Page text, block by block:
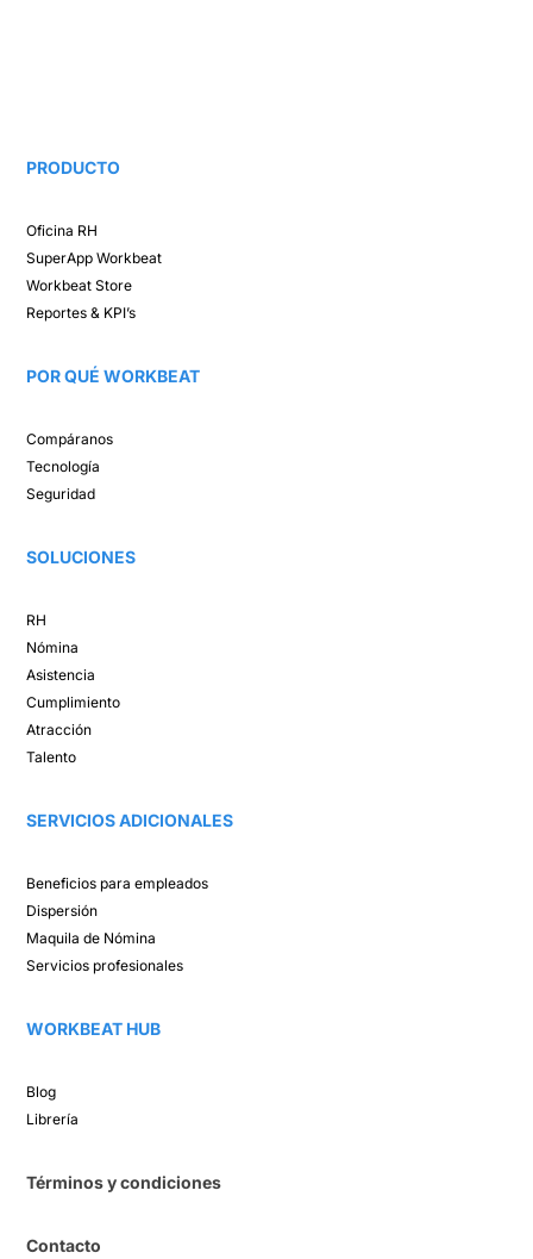
PRODUCTO
Oficina RH​
SuperAppWorkbeat
Workbeat Store​
Reportes & KPI’s​
POR QUÉ WORKBEAT​
Compáranos ​
Tecnología​
Seguridad
SOLUCIONES​
RH
Nómina​
Asistencia​
Cumplimiento​
Atracción ​
Talento ​
SERVICIOS ADICIONALES
Beneficios para empleados​
Dispersión​
Maquila de Nómina​
Servicios profesionales
WORKBEAT HUB​
Blog​
Librería​
Términos y condiciones
Contacto